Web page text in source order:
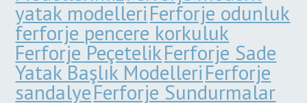
yatak modelleriFerforje odunluk
ferforje pencere korkuluk
Ferforje PeçetelikFerforje Sade
Yatak Başlık ModelleriFerforje
sandalyeFerforje Sundurmalar